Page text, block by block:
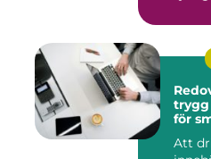
trygg
för
Att